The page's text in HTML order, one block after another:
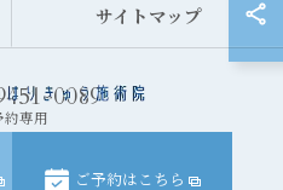
0089
約専用
ご予約はこちら
サイトマップ
フルはりきゅう施術院 ALL RIGHTS